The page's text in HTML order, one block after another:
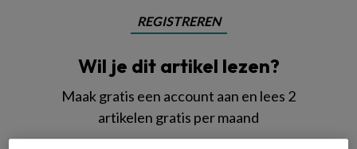
REGISTREREN
Wil je dit artikel lezen?
Maak gratis een account aan en lees 2
artikelen gratis per maand